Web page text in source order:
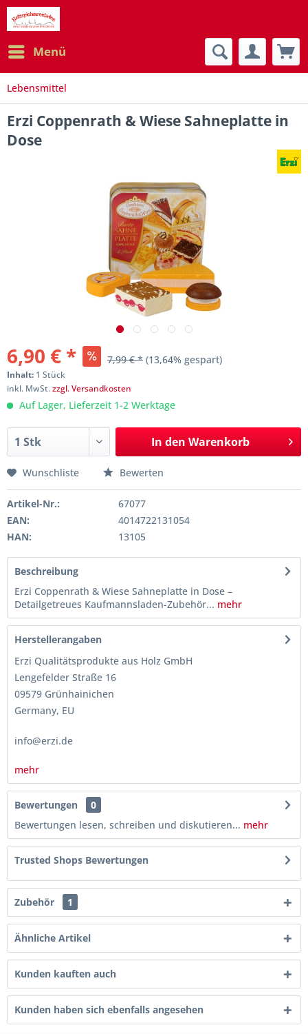
Menü
Lebensmittel
Erzi Coppenrath & Wiese Sahneplatte in
Dose
6,90 € * 7,99 € * (13,64% gespart)
Inhalt: 1 Stück
inkl. MwSt.zzgl. Versandkosten
Auf Lager, Lieferzeit 1-2 Werktage
In den Warenkorb
Wunschliste Bewerten
Artikel-Nr.:
67077
EAN:
4014722131054
HAN:
13105
Beschreibung
Erzi Coppenrath & Wiese Sahneplatte in Dose –
Detailgetreues Kaufmannsladen-Zubehör... mehr
Herstellerangaben
Erzi Qualitätsprodukte aus Holz GmbH
Lengefelder Straße 16
09579 Grünhainichen
Germany, EU
info@erzi.de
mehr
Bewertungen
0
Bewertungen lesen, schreiben und diskutieren... mehr
Trusted Shops Bewertungen
Zubehör 1
Ähnliche Artikel
Kunden kauften auch
Kunden haben sich ebenfalls angesehen